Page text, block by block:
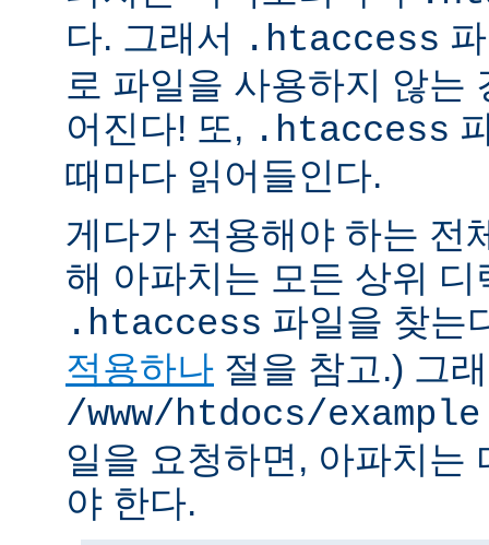
다. 그래서 .htaccess
로 파일을 사용하지 않는
어진다! 또, .htaccess
때마다 읽어들인다.
게다가 적용해야 하는 전
해 아파치는 모든 상위 디
.htaccess 파일을 찾는
적용하나 절을 참고.) 그
/www/htdocs/example
일을 요청하면, 아파치는
야 한다.